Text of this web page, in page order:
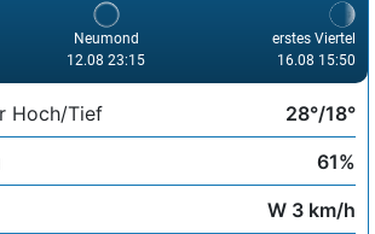
Neumond
12.08 23:15
erstes Viertel
16.08 15:50
Hoch/Tief
28°/18°
61%
W 3 km/h